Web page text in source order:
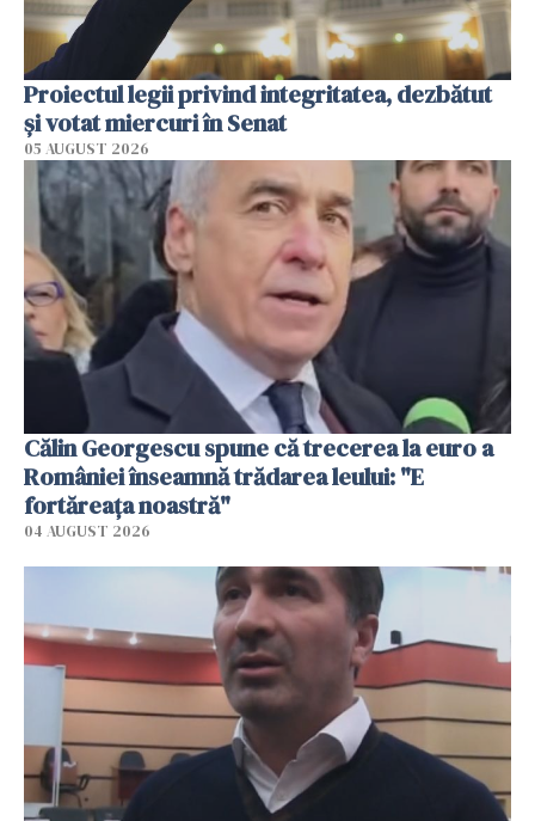
Proiectul legii privind integritatea, dezbătut
şi votat miercuri în Senat
05 AUGUST 2026
Călin Georgescu spune că trecerea la euro a
României înseamnă trădarea leului: "E
fortăreața noastră"
04 AUGUST 2026